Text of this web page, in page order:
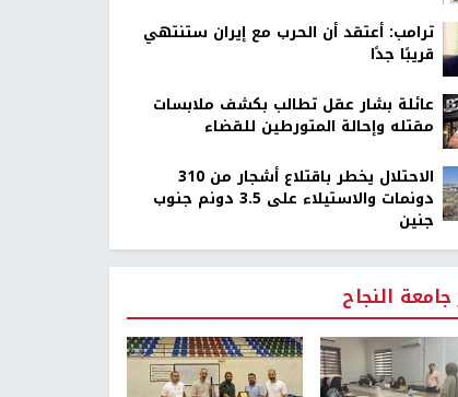
ترامب: أعتقد أن الحرب مع إيران ستنتهي
قريبًا جدًا
عائلة بشار عقل تطالب بكشف ملابسات
مقتله وإحالة المتورطين للقضاء
الاحتلال يخطر باقتلاع أشجار من 310
دونمات والاستيلاء على 3.5 دونم جنوب
جنين
جامعة النجاح